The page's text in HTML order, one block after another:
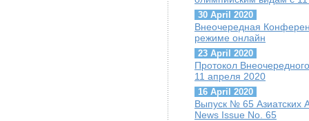
30 April 2020
Внеочередная
режиме онлайн
23 April 2020
Протокол
11 апреля 2020
16 April 2020
Выпуск № 65 Азиатских
News Issue No. 65